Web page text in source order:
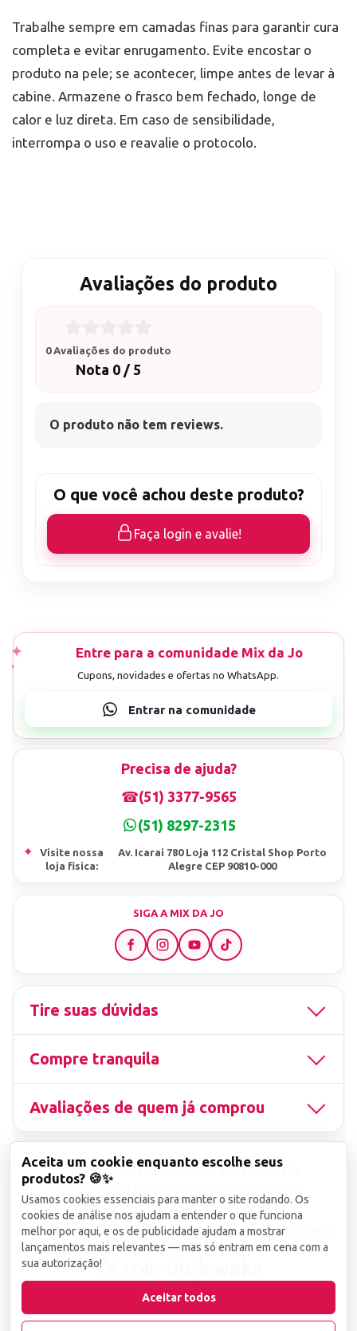
Trabalhe sempre em camadas finas para garantir cura
completa e evitar enrugamento. Evite encostar o
produto na pele; se acontecer, limpe antes de levar à
cabine. Armazene o frasco bem fechado, longe de
calor e luz direta. Em caso de sensibilidade,
interrompa o uso e reavalie o protocolo.
Avaliações do produto
0 Avaliações do produto
Nota 0 / 5
O produto não tem reviews.
O que você achou deste produto?
Faça login e avalie!
Precisa de ajuda?
☎(51) 3377-9565
(51) 8297-2315
⌖
Visite nossa
loja fisica:
Av. Icarai 780 Loja 112 Cristal Shop Porto
Alegre CEP 90810-000
SIGA A MIX DA JO
Tire suas dúvidas
Compre tranquila
Avaliações de quem já comprou
▤ CNPJ13.851.519/0001-25
de imagens ou conteúdos deste site é proibido e
viola a Lei de Direitos Autorais nº 9.610/98.
Infrações serão denunciadas diretamente ao órgão competente.
Aceita um cookie enquanto escolhe seus
produtos? 🍪✨
Usamos cookies essenciais para manter o site rodando. Os
cookies de análise nos ajudam a entender o que funciona
melhor por aqui, e os de publicidade ajudam a mostrar
lançamentos mais relevantes — mas só entram em cena com a
sua autorização!
Aceitar todos